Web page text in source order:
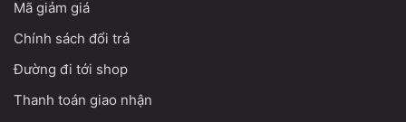
Mã giảm giá
Chính sách đổi trả
Đường đi tới shop
Thanh toán giao nhận